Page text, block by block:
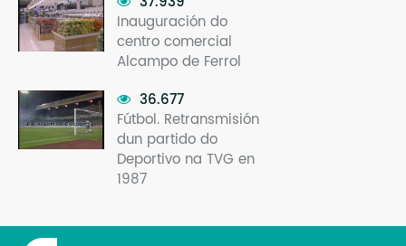
Inauguración do
centro comercial
Alcampo de Ferrol
36.677
Fútbol. Retransmisión
dun partido do
Deportivo na TVG en
1987